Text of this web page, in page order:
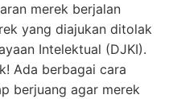
merek berjalan
yang diajukan ditolak
Intelektual (DJKI).
Ada berbagai cara
berjuang agar merek